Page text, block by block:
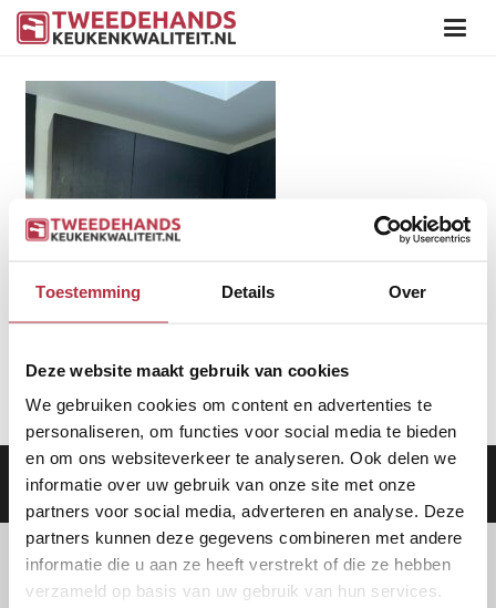
Toestemming Details Over
Deze website maakt gebruik van cookies
We gebruiken cookies om content en advertenties te
personaliseren, om functies voor social media te bieden
en om ons websiteverkeer te analyseren. Ook delen we
informatie over uw gebruik van onze site met onze
partners voor social media, adverteren en analyse. Deze
partners kunnen deze gegevens combineren met andere
informatie die u aan ze heeft verstrekt of die ze hebben
verzameld op basis van uw gebruik van hun services.
Aanbod| Keukens |Levering|Garantie|Privacy Beleid